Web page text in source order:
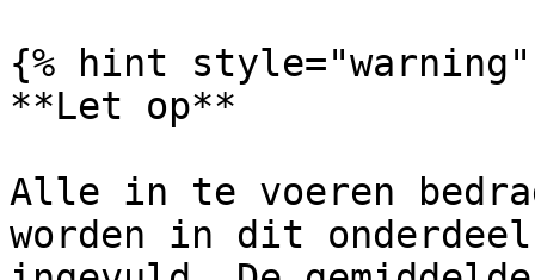
{% hint style="warning"
**Let op**
Alle in te voeren
worden in dit